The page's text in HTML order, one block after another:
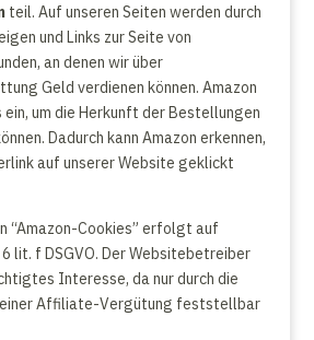
teil. Auf unseren Seiten werden durch
und Links zur Seite von
an denen wir über
Geld verdienen können. Amazon
um die Herkunft der Bestellungen
Dadurch kann Amazon erkennen,
auf unserer Website geklickt
“Amazon-Cookies” erfolgt auf
lit. f DSGVO. Der Websitebetreiber
Interesse, da nur durch die
Affiliate-Vergütung feststellbar